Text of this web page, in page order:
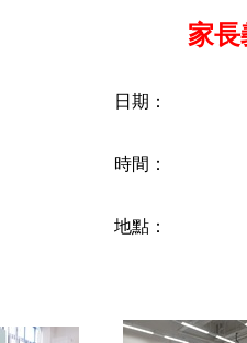
家
日期：
時間：
地點：